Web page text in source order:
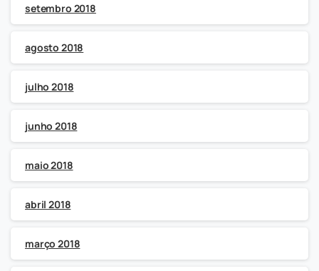
setembro 2018
agosto 2018
julho 2018
junho 2018
maio 2018
abril 2018
março 2018